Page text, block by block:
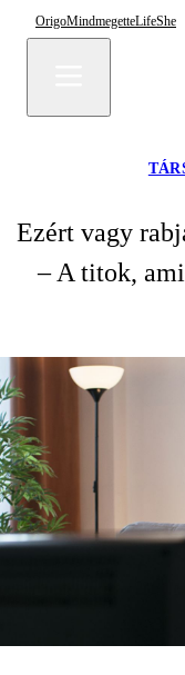
OrigoMindmegetteLifeShe
Ezért vagy
– A titok,